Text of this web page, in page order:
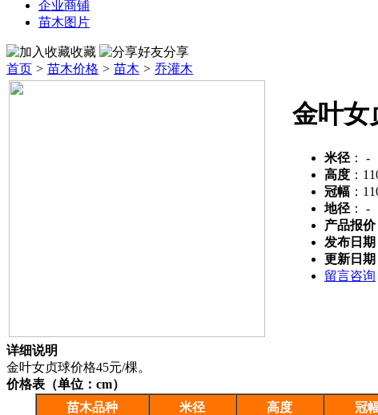
企业商铺
苗木图片
收藏
分享
首页 > 苗木价格 > 苗木 > 乔灌木
金叶女
米径 ：
-
高度 ：
冠幅 ：
地径 ：
-
产品报价
发布日期
更新日期
留言咨询
详细说明
金叶女贞球价格45元/棵。
价格表（单位：cm）
苗木品种
米径 高度 冠